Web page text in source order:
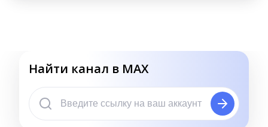
Найти канал в MAX